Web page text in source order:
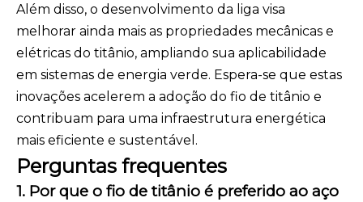
Além disso, o desenvolvimento da liga visa
melhorar ainda mais as propriedades mecânicas e
elétricas do titânio, ampliando sua aplicabilidade
em sistemas de energia verde. Espera-se que estas
inovações acelerem a adoção do fio de titânio e
contribuam para uma infraestrutura energética
mais eficiente e sustentável.
Perguntas frequentes
1. Por que o fio de titânio é preferido ao aço